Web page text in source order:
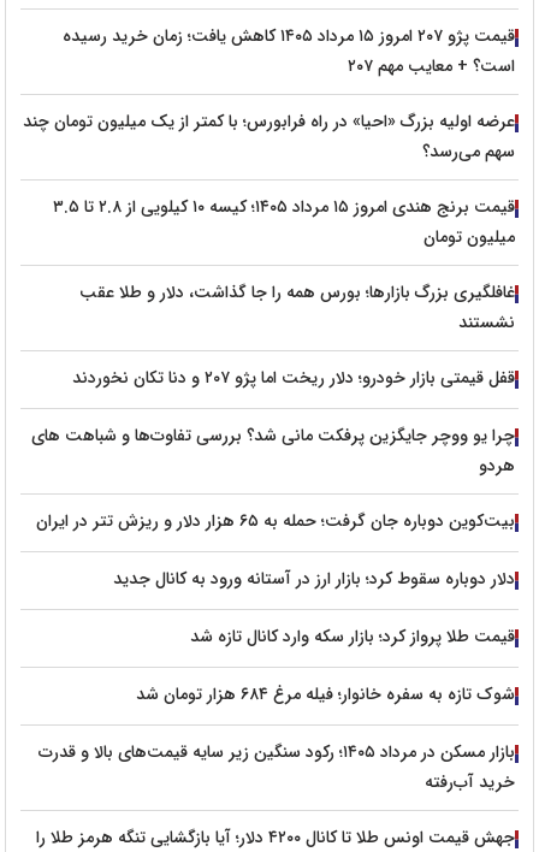
قیمت پژو ۲۰۷ امروز ۱۵ مرداد ۱۴۰۵ کاهش یافت؛ زمان خرید رسیده
است؟ + معایب مهم ۲۰۷
عرضه اولیه بزرگ «احیا» در راه فرابورس؛ با کمتر از یک میلیون تومان چند
سهم می‌رسد؟
قیمت برنج هندی امروز ۱۵ مرداد ۱۴۰۵؛ کیسه ۱۰ کیلویی از ۲.۸ تا ۳.۵
میلیون تومان
غافلگیری بزرگ بازارها؛ بورس همه را جا گذاشت، دلار و طلا عقب
نشستند
قفل قیمتی بازار خودرو؛ دلار ریخت اما پژو ۲۰۷ و دنا تکان نخوردند
چرا یو ووچر جایگزین پرفکت مانی شد؟ بررسی تفاوت‌ها و شباهت های
هردو
بیت‌کوین دوباره جان گرفت؛ حمله به ۶۵ هزار دلار و ریزش تتر در ایران
دلار دوباره سقوط کرد؛ بازار ارز در آستانه ورود به کانال جدید
قیمت طلا پرواز کرد؛ بازار سکه وارد کانال تازه شد
شوک تازه به سفره خانوار؛ فیله مرغ ۶۸۴ هزار تومان شد
بازار مسکن در مرداد ۱۴۰۵؛ رکود سنگین زیر سایه قیمت‌های بالا و قدرت
خرید آب‌رفته
جهش قیمت اونس طلا تا کانال ۴۲۰۰ دلار؛ آیا بازگشایی تنگه هرمز طلا را